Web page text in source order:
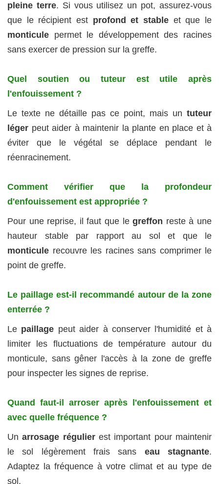
pleine terre. Si vous utilisez un pot, assurez‑vous
que le récipient est profond et stable et que le
monticule permet le développement des racines
sans exercer de pression sur la greffe.
Quel soutien ou tuteur est utile après
l'enfouissement ?
Le texte ne détaille pas ce point, mais un tuteur
léger peut aider à maintenir la plante en place et à
éviter que le végétal se déplace pendant le
réenracinement.
Comment vérifier que la profondeur
d'enfouissement est appropriée ?
Pour une reprise, il faut que legreffon reste à une
hauteur stable par rapport au sol et que le
monticule recouvre les racines sans comprimer le
point de greffe.
Le paillage est-il recommandé autour de la zone
enterrée ?
Le paillage peut aider à conserver l'humidité et à
limiter les fluctuations de température autour du
monticule, sans gêner l'accès à la zone de greffe
pour inspecter les signes de reprise.
Quand faut-il arroser après l'enfouissement et
avec quelle fréquence ?
Unarrosage régulierest important pour maintenir
le sol légèrement frais sans eau stagnante.
Adaptez la fréquence à votre climat et au type de
sol.